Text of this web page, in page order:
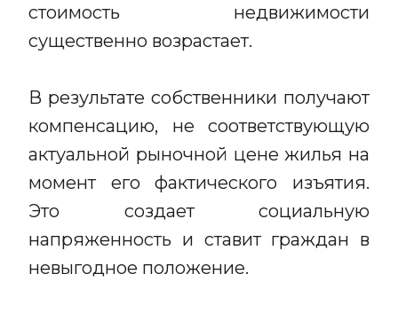
стоимость недвижимости
существенно возрастает.
В результате собственники получают
компенсацию, не соответствующую
актуальной рыночной цене жилья на
момент его фактического изъятия.
Это создает социальную
напряженность и ставит граждан в
невыгодное положение.